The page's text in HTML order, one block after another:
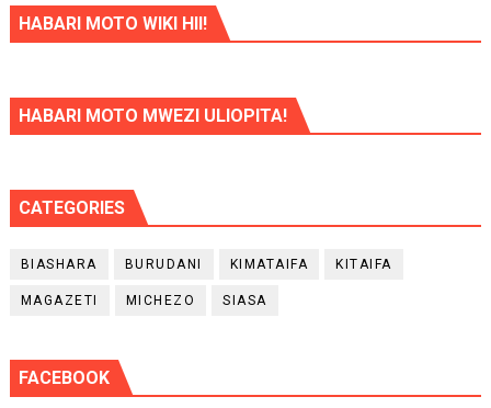
HABARI MOTO WIKI HII!
HABARI MOTO MWEZI ULIOPITA!
CATEGORIES
BIASHARA BURUDANI KIMATAIFA KITAIFA
MAGAZETI MICHEZO SIASA
FACEBOOK